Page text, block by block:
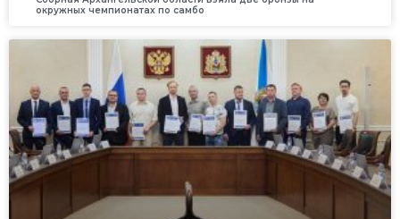
окружных чемпионатах по самбо